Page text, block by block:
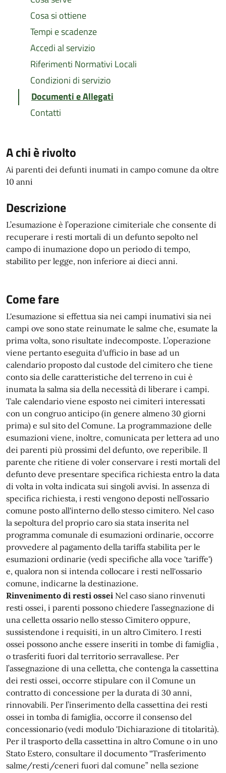
Cosa si ottiene
Tempi e scadenze
Accedi al servizio
Riferimenti Normativi Locali
Condizioni di servizio
Documenti e Allegati
Contatti
A chi è rivolto
Ai parenti dei defunti inumati in campo comune da oltre
10 anni
Descrizione
L’esumazione è l’operazione cimiteriale che consente di
recuperare i resti mortali di un defunto sepolto nel
campo di inumazione dopo un periodo di tempo,
stabilito per legge, non inferiore ai dieci anni.
Come fare
L'esumazione si effettua sia nei campi inumativi sia nei
campi ove sono state reinumate le salme che, esumate la
prima volta, sono risultate indecomposte. L’operazione
viene pertanto eseguita d'ufficio in base ad un
calendario proposto dal custode del cimitero che tiene
conto sia delle caratteristiche del terreno in cui è
inumata la salma sia della necessità di liberare i campi.
Tale calendario viene esposto nei cimiteri interessati
con un congruo anticipo (in genere almeno 30 giorni
prima) e sul sito del Comune. La programmazione delle
esumazioni viene, inoltre, comunicata per lettera ad uno
dei parenti più prossimi del defunto, ove reperibile. Il
parente che ritiene di voler conservare i resti mortali del
defunto deve presentare specifica richiesta entro la data
di volta in volta indicata sui singoli avvisi. In assenza di
specifica richiesta, i resti vengono deposti nell'ossario
comune posto all'interno dello stesso cimitero. Nel caso
la sepoltura del proprio caro sia stata inserita nel
programma comunale di esumazioni ordinarie, occorre
provvedere al pagamento della tariffa stabilita per le
esumazioni ordinarie (vedi specifiche alla voce 'tariffe')
e, qualora non si intenda collocare i resti nell'ossario
comune, indicarne la destinazione.
Rinvenimento di resti ossei Nel caso siano rinvenuti
resti ossei, i parenti possono chiedere l’assegnazione di
una celletta ossario nello stesso Cimitero oppure,
sussistendone i requisiti, in un altro Cimitero. I resti
ossei possono anche essere inseriti in tombe di famiglia ,
o trasferiti fuori dal territorio serravallese. Per
l’assegnazione di una celletta, che contenga la cassettina
dei resti ossei, occorre stipulare con il Comune un
contratto di concessione per la durata di 30 anni,
rinnovabili. Per l’inserimento della cassettina dei resti
ossei in tomba di famiglia, occorre il consenso del
concessionario (vedi modulo 'Dichiarazione di titolarità).
Per il trasporto della cassettina in altro Comune o in uno
Stato Estero, consultare il documento “Trasferimento
salme/resti/ceneri fuori dal comune” nella sezione